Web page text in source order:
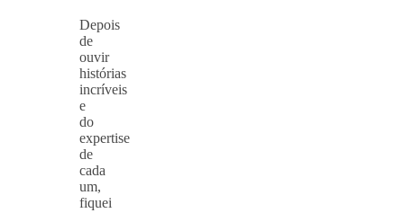
Depois
de
ouvir
histórias
incríveis
e
do
expertise
de
cada
um,
fiquei